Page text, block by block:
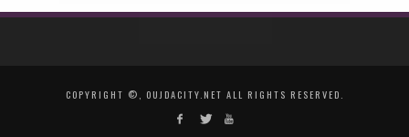
COPYRIGHT ©, OUJDACITY.NET ALL RIGHTS RESERVED.